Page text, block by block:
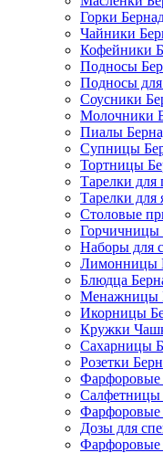
Горки
Чайники
Кофейники
Подносы
Подносы для
Соусники
Молочники
Пиалы
Супницы
Тортницы
Тарелки для
Тарелки для
Столовые
Горчичницы
Наборы для
Лимонницы
Блюдца
Менажницы
Икорницы
Кружки
Сахарницы
Розетки
Фарфоровые
Салфетницы
Фарфоровые
Дозы для
Фарфоровые